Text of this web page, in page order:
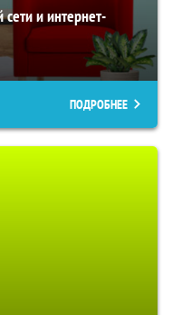
и интернет-
ПОДРОБНЕЕ